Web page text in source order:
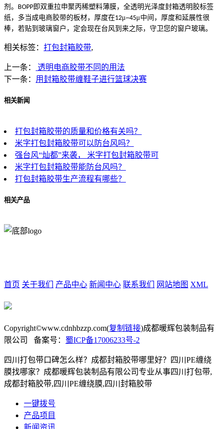
剂。
BOPP即双重拉申聚丙稀塑料薄膜，全透明光泽度封箱透明胶标签
纸，多当成电商胶带的板材，厚度在12μ~45μ中间，厚度和延展性很
棒，若贴到玻璃窗户，定会现在台风到来之际，守卫您的窗户玻璃。
相关标签： 打包封箱胶带,
上一条：
透明电商胶带不同的用法
下一条： 用封箱胶带缠鞋子进行篮球决赛
相关新闻
打包封箱胶带的质量和价格有关吗？
米字打包封箱胶带可以防台风吗？
强台风“灿都”来袭， 米字打包封箱胶带可
米字打包封箱胶带能防台风吗？
打包封箱胶带生产流程有哪些？
相关产品
首页 关于我们 产品中心 新闻中心 联系我们 网站地图 XML
Copyright©www.cdnhbzzp.com(复制链接)成都暖辉包装制品有
限公司 备案号： 蜀ICP备17006233号-2
四川打包带口碑怎么样？成都封箱胶带哪里好？四川PE缠绕
膜找哪家？成都暖辉包装制品有限公司专业从事四川打包带,
成都封箱胶带,四川PE缠绕膜,四川封箱胶带
一键拨号
产品项目